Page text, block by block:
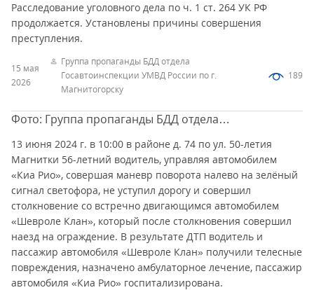
15 мая
2026
Группа пропаганды БДД отдела
Госавтоинспекции УМВД России по г.
Магнитогорску
189
Расследование уголовного дела по ч. 1 ст. 264 УК РФ
продолжается. Установлены причины совершения
преступления.
Фото: Группа пропаганды БДД отдела
13 июня 2024 г. в 10:00 в районе д. 74 по ул. 50-летия
Магнитки 56-летний водитель, управляя автомобилем
«Киа Рио», совершая маневр поворота налево на зелёный
сигнал светофора, не уступил дорогу и совершил
столкновение со встречно двигающимся автомобилем
«Шевроле Клан», который после столкновения совершил
наезд на ограждение. В результате ДТП водитель и
пассажир автомобиля «Шевроле Клан» получили телесные
повреждения, назначено амбулаторное лечение, пассажир
автомобиля «Киа Рио» госпитализирована.